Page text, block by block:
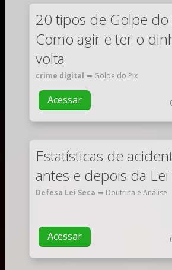
20 tipos de Golpe do
Como agir e ter o
volta
crime digital ➥ Golpe do Pix
Acessar
Estatísticas de
antes e depois da Lei
Defesa Lei Seca ➥ Doutrina e Análise
Acessar